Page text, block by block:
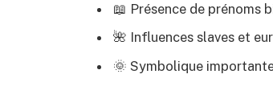
📖 Présence de prénoms
🌺 Influences slaves et
🌞 Symbolique